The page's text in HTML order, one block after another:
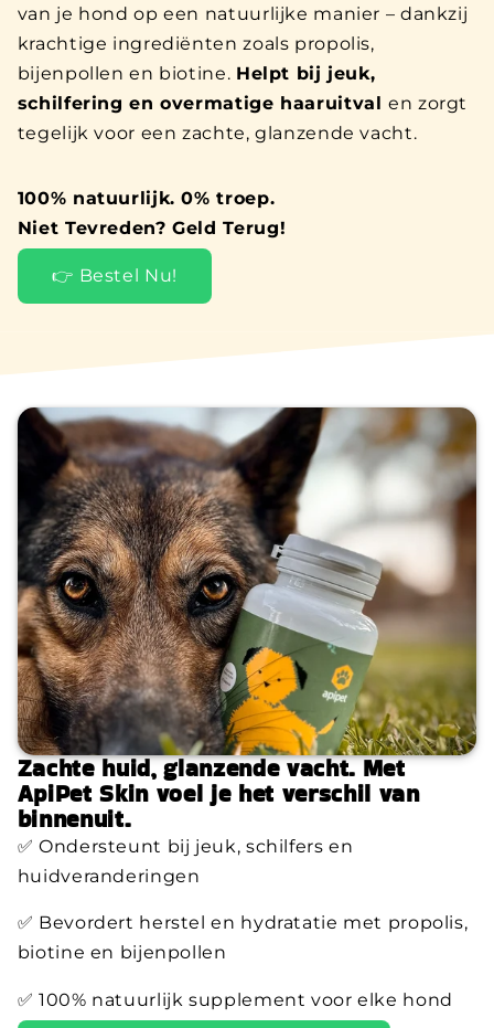
van je hond op een natuurlijke manier – dankzij
krachtige ingrediënten zoals propolis,
bijenpollen en biotine. Helpt bij jeuk,
schilfering en overmatige haaruitvalen zorgt
tegelijk voor een zachte, glanzende vacht.
100% natuurlijk. 0% troep.
Niet Tevreden? Geld Terug!
👉 Bestel Nu!
Zachte huid, glanzende vacht. Met
ApiPet Skin voel je het verschil van
binnenuit.
✅ Ondersteunt bij jeuk, schilfers en
huidveranderingen
✅ Bevordert herstel en hydratatie met propolis,
biotine en bijenpollen
✅ 100% natuurlijk supplement voor elke hond